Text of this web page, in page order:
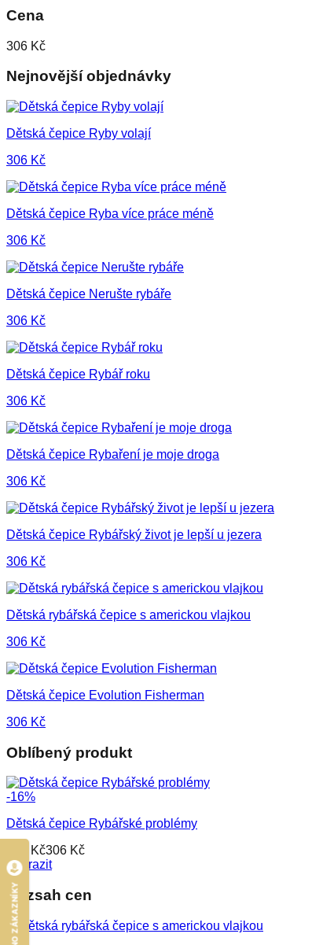
Cena
306 Kč
Nejnovější objednávky
Dětská čepice Ryby volají
306 Kč
Dětská čepice Ryba více práce méně
306 Kč
Dětská čepice Nerušte rybáře
306 Kč
Dětská čepice Rybář roku
306 Kč
Dětská čepice Rybaření je moje droga
306 Kč
Dětská čepice Rybářský život je lepší u jezera
306 Kč
Dětská rybářská čepice s americkou vlajkou
306 Kč
Dětská čepice Evolution Fisherman
306 Kč
Oblíbený produkt
-16%
Dětská čepice Rybářské problémy
Kč306 Kč
Zobrazit
Rozsah cen
MIN